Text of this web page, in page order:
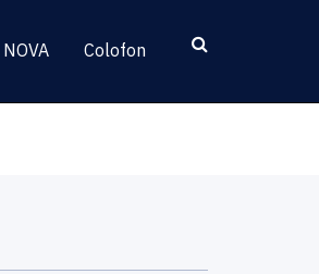
Colofon